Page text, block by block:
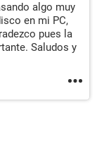
algo muy
en mi PC,
pues la
Saludos y